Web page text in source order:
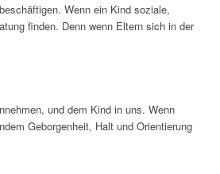
Wenn ein Kind soziale,
finden. Denn wenn Eltern sich in der
und dem Kind in uns. Wenn
Geborgenheit, Halt und Orientierung